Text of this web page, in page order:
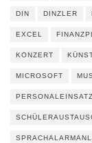
DIN DINZLER
EXCEL
KONZERT
MICROSOFT